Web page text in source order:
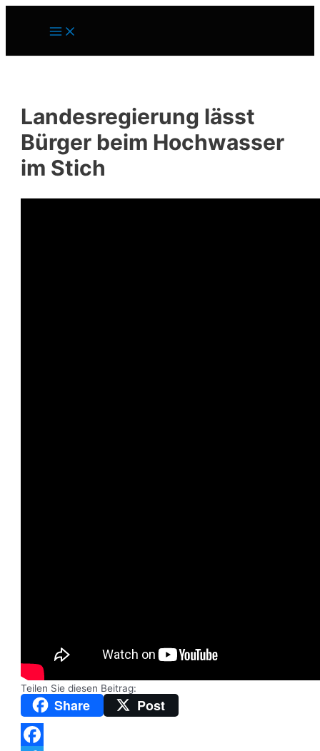
Main
Menu
Landesregierung lässt
Bürger beim Hochwasser
im Stich
Teilen Sie diesen Beitrag:
Share Post